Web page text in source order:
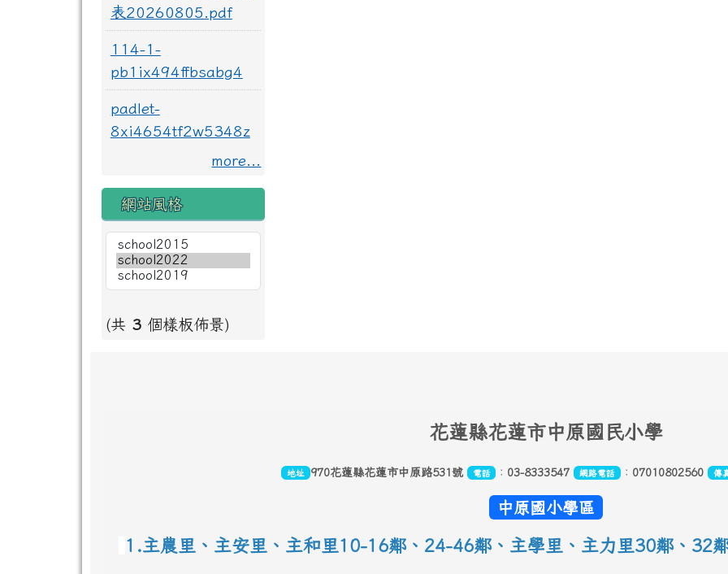
表20260805.pdf
114-1-
pb1ix494ffbsabg4
padlet-
8xi4654tf2w5348z
more...
網站風格
(共 3個樣板佈景)
花蓮縣花蓮市中原國民小學
地址 970花蓮縣花蓮市中原路531號 電話 ： 03-8333547 網路電話 ： 07010802560 傳
中原國小學區
1.主農里、主安里、主和里10-16鄰、 24-46鄰、主學里、主力里30鄰、 32